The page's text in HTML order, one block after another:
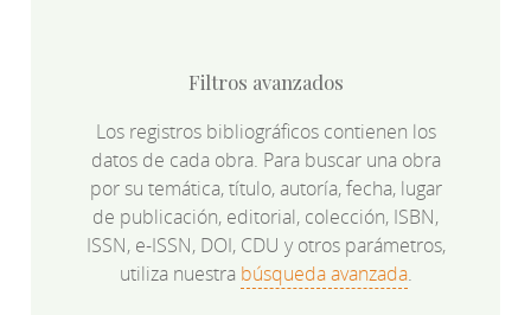
Filtros avanzados
Los registros bibliográficos contienen los
datos de cada obra. Para buscar una obra
por su temática, título, autoría, fecha, lugar
de publicación, editorial, colección, ISBN,
ISSN, e-ISSN, DOI, CDU y otros parámetros,
utiliza nuestra búsqueda avanzada.